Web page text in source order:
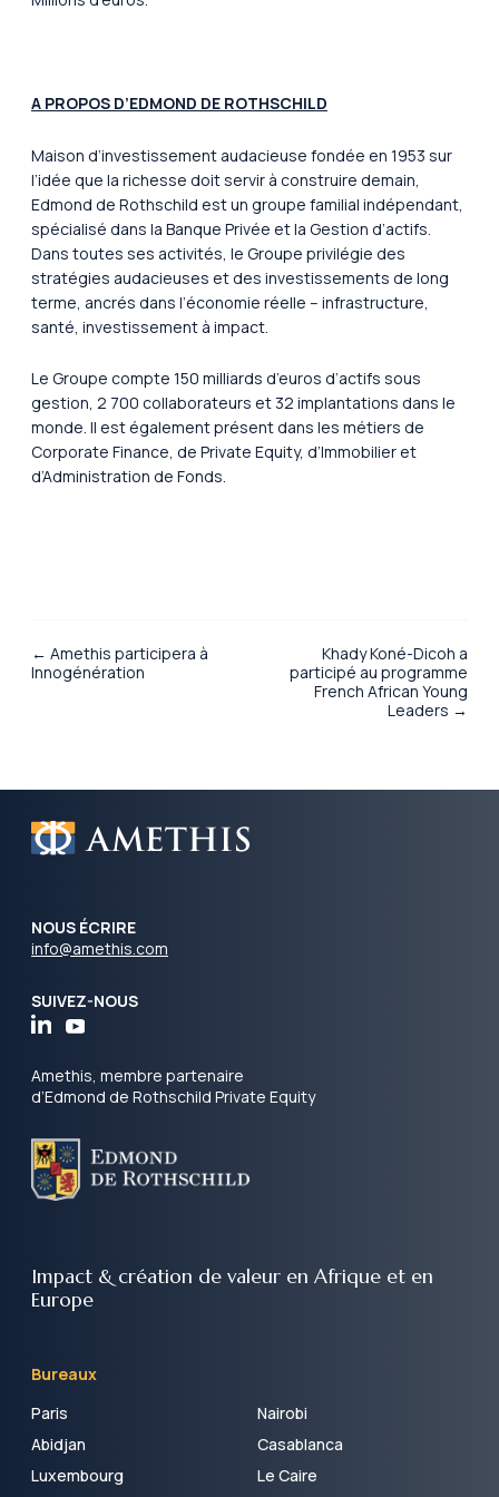
A PROPOS D’EDMOND DE ROTHSCHILD
Maison d’investissement audacieuse fondée en 1953 sur
l’idée que la richesse doit servir à construire demain,
Edmond de Rothschild est un groupe familial indépendant,
spécialisé dans la Banque Privée et la Gestion d’actifs.
Dans toutes ses activités, le Groupe privilégie des
stratégies audacieuses et des investissements de long
terme, ancrés dans l’économie réelle – infrastructure,
santé, investissement à impact.
Le Groupe compte 150 milliards d’euros d’actifs sous
gestion, 2 700 collaborateurs et 32 implantations dans le
monde. Il est également présent dans les métiers de
Corporate Finance, de Private Equity, d’Immobilier et
d’Administration de Fonds.
← Amethis participera à
Innogénération
Khady Koné-Dicoh a
participé au programme
French African Young
Leaders →
NOUS ÉCRIRE
info@amethis.com
SUIVEZ-NOUS
Amethis, membre partenaire
d’Edmond de Rothschild Private Equity
Impact & création de valeur en Afrique et en
Europe
Bureaux
Paris
Nairobi
Abidjan
Casablanca
Luxembourg
Le Caire